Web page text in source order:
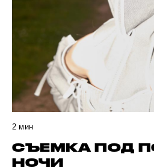
2 мин
СЪЕМКА ПОД
НОЧИ